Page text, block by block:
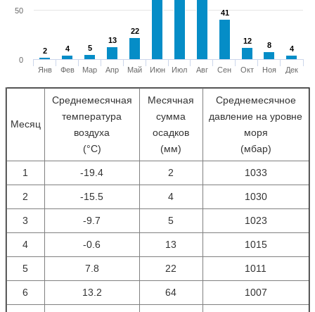
2
2 4
4 5
5
13
13
22
22
41
41
12
12 8
8 4
4
Янв Фев Мар Апр Май Июн Июл Авг Сен Окт Ноя Дек
0
50
Месяц
Среднемесячная
температура
воздуха
(°С)
Месячная
сумма
осадков
(мм)
Среднемесячное
давление на уровне
моря
(мбар)
1 -19.4 2 1033
2 -15.5 4 1030
3 -9.7 5 1023
4 -0.6 13 1015
5 7.8 22 1011
6 13.2 64 1007